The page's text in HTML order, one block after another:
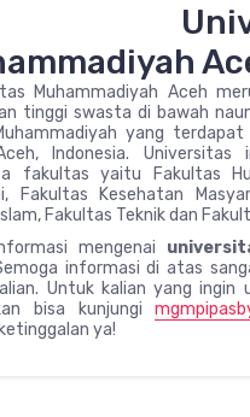
Muhammadiyah Aceh
tinggi swasta di bawah
yang
Indonesia. Universitas
fakultas yaitu Fakultas
Fakultas Kesehatan
Fakultas Teknik dan
mengenai
informasi di atas
Untuk kalian yang ingin
bisa kunjungi
ya!